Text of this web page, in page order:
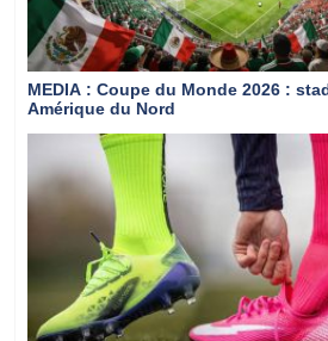
MEDIA : Coupe du Monde 2026 :
Amérique du Nord